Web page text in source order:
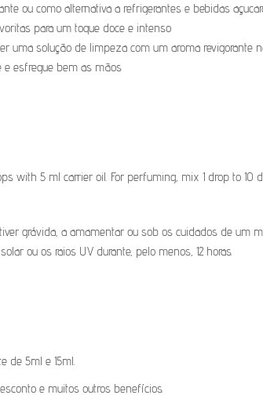
ou como alternativa a refrigerantes e bebidas
para um toque doce e intenso
uma solução de limpeza com um aroma
e esfregue bem as mãos
with 5 ml carrier oil. For perfuming, mix 1 drop to 10
grávida, a amamentar ou sob os cuidados de um
ou os raios UV durante, pelo menos, 12 horas.
de 5ml e 15ml.
e muitos outros benefícios.